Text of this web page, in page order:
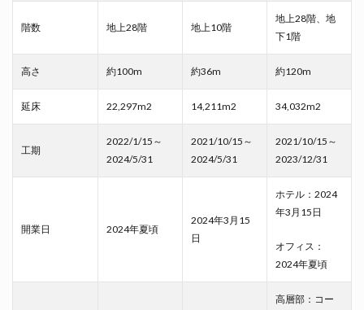
階数 地上28階 地上10階
地上28階、地
下1階
高さ 約100m 約36m 約120m
延床 22,297m2 14,211m2 34,032m2
工期
2022/1/15～
2024/5/31
2021/10/15～
2024/5/31
2021/10/15～
2023/12/31
開業日 2024年夏頃
2024年3月15
日
ホテル：2024
年3月15日
オフィス：
2024年夏頃
高層部：コー